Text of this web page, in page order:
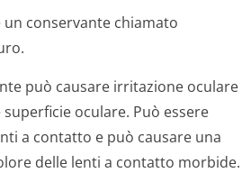
conservante chiamato
può causare irritazione oculare
oculare. Può essere
a contatto e può causare una
delle lenti a contatto morbide.